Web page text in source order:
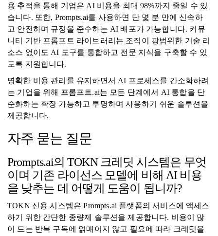
용 추적을 통해 기업은 AI 비용을 최대 98%까지 줄일 수 있
습니다. 또한, Prompts.ai를 사용하면 단 몇 분 만에 신속하
고 안전하며 규정을 준수하는 AI 배포가 가능합니다. 커뮤
니티 기반 프롬프트 라이브러리는 조직이 광범위한 기술 리
소스 없이도 AI 도구를 통합하고 전문 지식을 구축할 수 있
도록 지원합니다.
명확한 비용 관리를 유지하면서 AI 프로세스를 간소화하려
는 기업을 위해 프롬프트.ai는 모든 단계에서 AI 통합을 단
순화하는 확장 가능하고 투명하며 사용하기 쉬운 솔루션을
제공합니다.
자주 묻는 질문
Prompts.ai의 TOKN 크레딧 시스템은 무엇
이며 기존 라이선스 모델에 비해 AI 비용
을 낮추는 데 어떻게 도움이 됩니까?
TOKN 신용 시스템은 Prompts.ai 플랫폼의 서비스에 액세스
하기 위한 간단한 종량제 솔루션을 제공합니다. 비용이 많
이 드는 반복 구독에 얽매이지 않고 필요에 따라 크레딧을